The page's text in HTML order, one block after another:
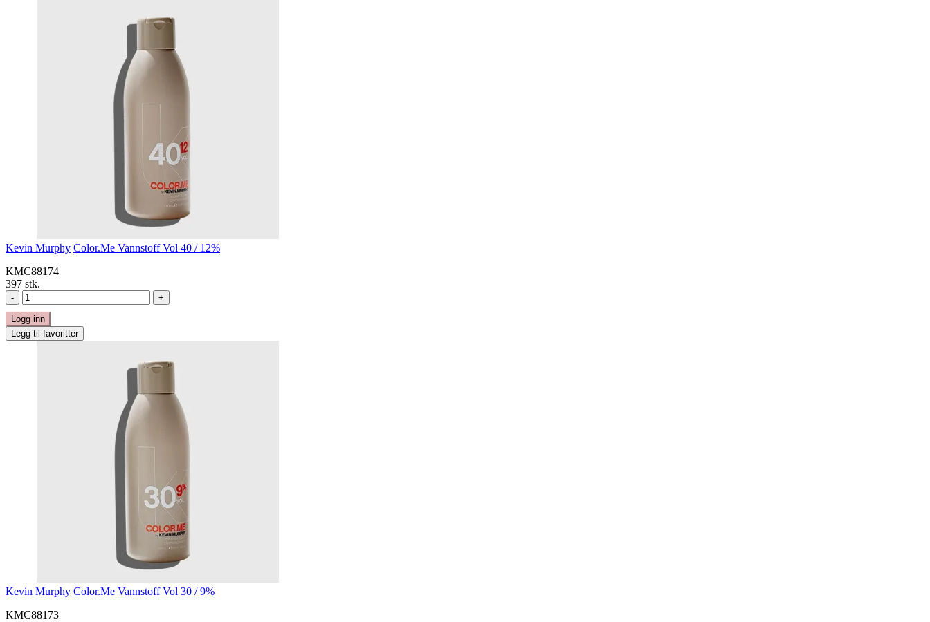
Kevin Murphy Color.Me Vannstoff Vol 40 / 12%
KMC88174
397 stk.
- +
Logg inn
Legg til favoritter
Kevin Murphy Color.Me Vannstoff Vol 30 / 9%
KMC88173